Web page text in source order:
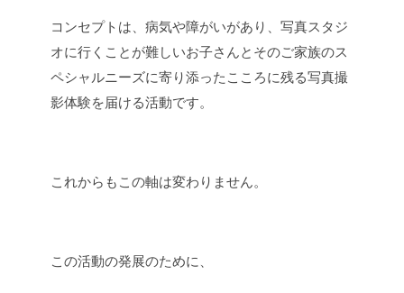
コンセプトは、病気や障がいがあり、写真スタジ
オに行くことが難しいお子さんとそのご家族のス
ペシャルニーズに寄り添ったこころに残る写真撮
影体験を届ける活動です。
これからもこの軸は変わりません。
この活動の発展のために、